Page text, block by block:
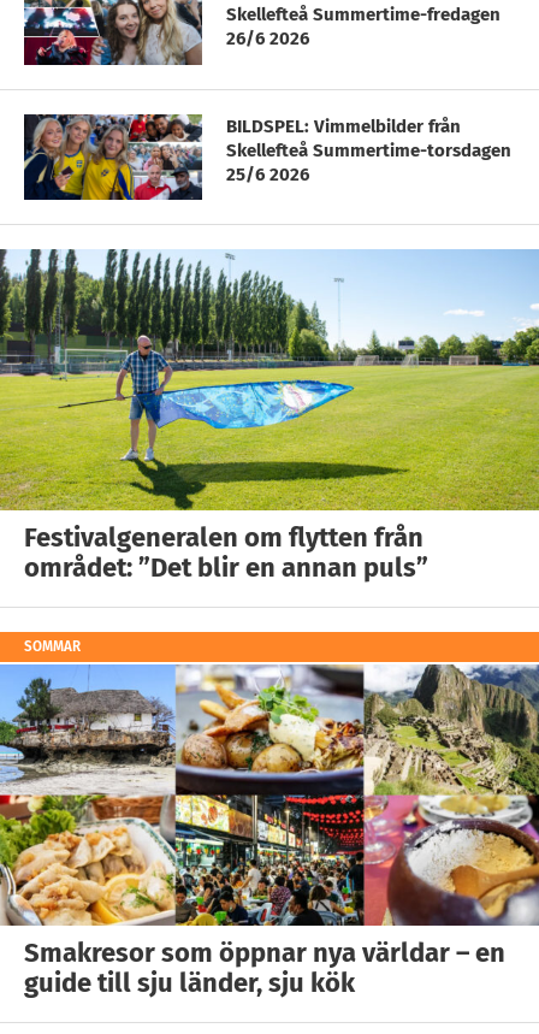
Skellefteå Summertime-fredagen
26/6 2026
BILDSPEL: Vimmelbilder från
Skellefteå Summertime-torsdagen
25/6 2026
Festivalgeneralen om flytten från
området: ”Det blir en annan puls”
SOMMAR
Smakresor som öppnar nya världar – en
guide till sju länder, sju kök